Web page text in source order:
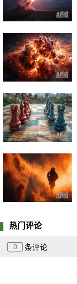
热门评论
0 条评论